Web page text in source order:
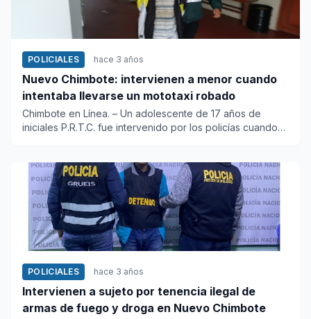
POLICIALES hace 3 años
Nuevo Chimbote: intervienen a menor cuando
intentaba llevarse un mototaxi robado
Chimbote en Línea. – Un adolescente de 17 años de
iniciales P.R.T.C. fue intervenido por los policías cuando
POLICIALES hace 3 años
Intervienen a sujeto por tenencia ilegal de
armas de fuego y droga en Nuevo Chimbote